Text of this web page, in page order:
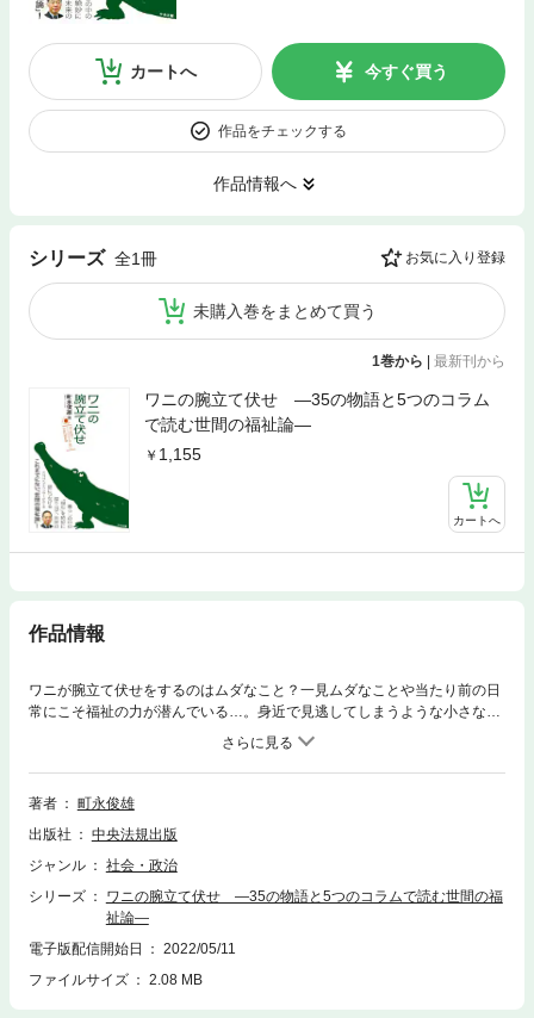
カートへ 今すぐ買う
作品をチェックする
作品情報へ
シリーズ 全1冊 お気に入り登録
未購入巻をまとめて買う
1巻から | 最新刊から
ワニの腕立て伏せ ―35の物語と5つのコラム
で読む世間の福祉論―
1,155
カートへ
作品情報
ワニが腕立て伏せをするのはムダなこと？一見ムダなことや当たり前の日
常にこそ福祉の力が潜んでいる…。身近で見逃してしまうような小さな幸
せや優しさを感じるエピソードの数々。元ＮＨＫアナウンサーが著した、
読む人がほっこりして、少し涙する珠玉のエッセイ集。【目次】第１章
リフォーム大作戦こんなはずじゃなかった／クリスマスプレゼント／愛す
る妻に贈る花／癒しの岩盤浴／一鉢の草花をあなたに／リフォーム大作戦
二つの東京オリンピック元気？／みんなちがって、みんないい／ちいさこ
べの福祉／誰がピラミッドを崩したのか／二つの東京オリンピック／（コ
とは何か／人生という放物線／物語としての福祉を／さよなら「居心地の
良い社会」／（コラム）共生社会の罠第４章 三丁目郵便局の奇跡スイカ
の「絆」／至福のテラス／「落ち葉」の福祉／福祉の「馬鹿力」／良い年
第５章 座敷わらしと認知症認知症をあきらめない／座敷わらしと認知症
著者
町永俊雄
出版社
中央法規出版
ジャンル
社会・政治
シリーズ
ワニの腕立て伏せ ―35の物語と5つのコラムで読む世間の福
祉論―
電子版配信開始日
2022/05/11
ファイルサイズ
2.08 MB